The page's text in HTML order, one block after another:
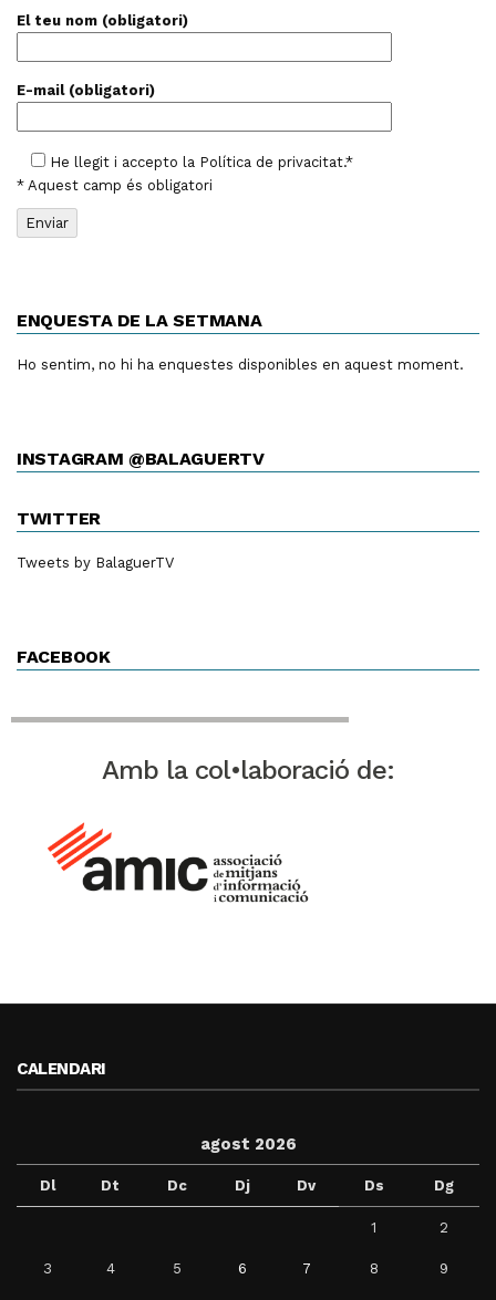
El teu nom (obligatori)
E-mail (obligatori)
He llegit i accepto la Política de privacitat.*
* Aquest camp és obligatori
ENQUESTA DE LA SETMANA
Ho sentim, no hi ha enquestes disponibles en aquest moment.
INSTAGRAM @BALAGUERTV
TWITTER
Tweets by BalaguerTV
FACEBOOK
Amb la col•laboració de:
CALENDARI
agost 2026
Dl Dt Dc Dj Dv Ds Dg
1 2
3 4 5 6 7 8 9